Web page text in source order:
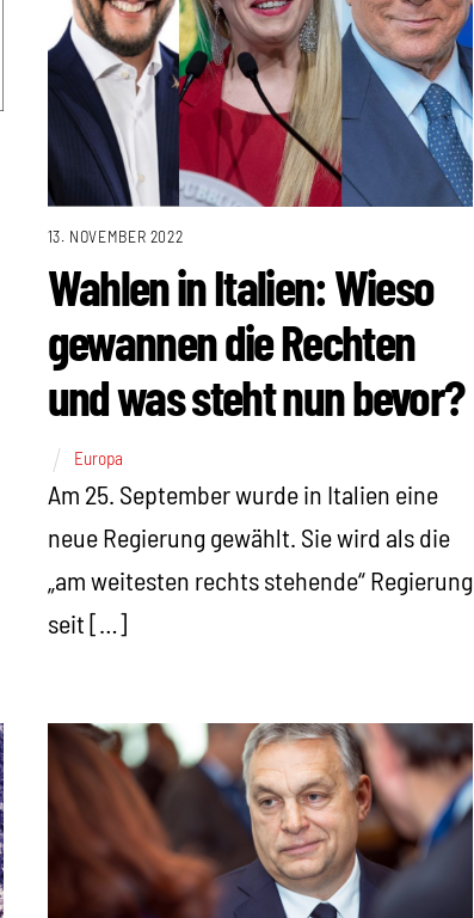
13. NOVEMBER 2022
Wahlen in Italien: Wieso
gewannen die Rechten
und was steht nun bevor?
Europa
Am 25. September wurde in Italien eine
neue Regierung gewählt. Sie wird als die
„am weitesten rechts stehende“ Regierung
seit […]